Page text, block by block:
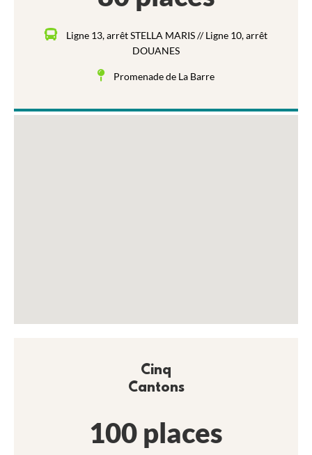
Ligne 13, arrêt STELLA MARIS // Ligne 10, arrêt
DOUANES
Promenade de La Barre
Cinq
Cantons
100 places